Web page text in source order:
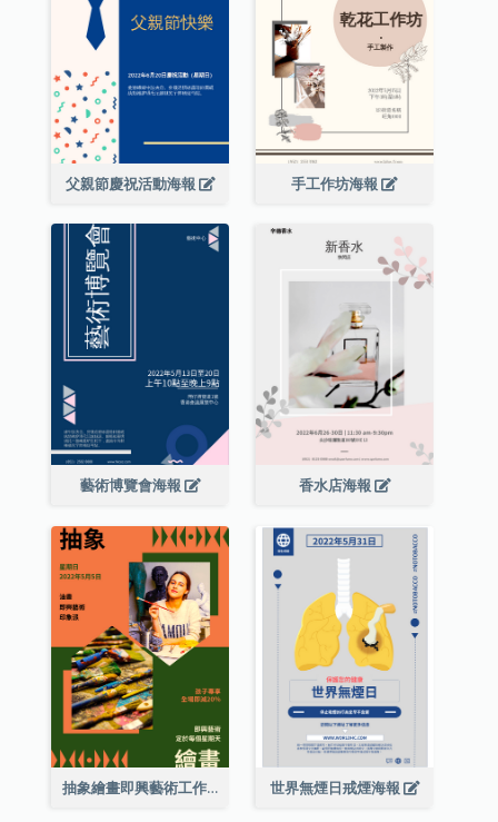
父親節慶祝活動海報 手工作坊海報
藝術博覽會海報 香水店海報
抽象繪畫即興藝術工作坊海報 世界無煙日戒煙海報